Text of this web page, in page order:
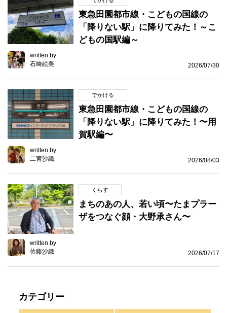
東急田園都市線・こどもの国線の
「降りない駅」に降りてみた！～こ
どもの国駅編～
written by
石﨑絵美
2026/07/30
でかける
東急田園都市線・こどもの国線の
「降りない駅」に降りてみた！〜用
賀駅編〜
written by
二宮沙織
2026/08/03
くらす
まちのあの人、若い頃〜たまプラー
ザをつなぐ顔・大野承さん〜
written by
佐藤沙織
2026/07/17
カテゴリー